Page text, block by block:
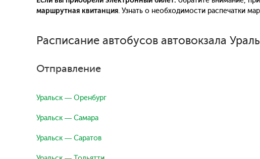
маршрутная квитанция. Узнать о необходимости распечатки
Расписание автобусов автовокзала
Отправление
Уральск — Оренбург
Уральск — Самара
Уральск — Саратов